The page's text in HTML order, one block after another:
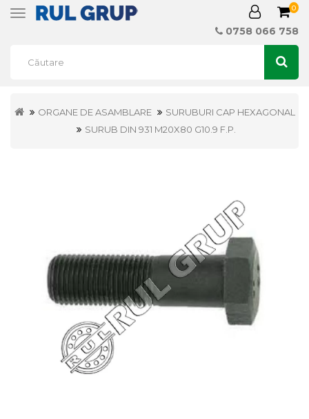
Toggle
0
0758 066 758
ORGANE DE ASAMBLARE
SURUBURI CAP HEXAGONAL
SURUB DIN 931 M20X80 G10.9 F.P.